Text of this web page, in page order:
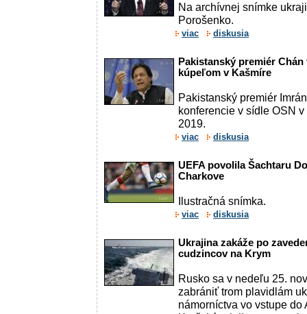
Na archívnej snímke
Porošenko.
viac diskusia
Pakistanský premiér
kúpeľom v Kašmíre
Pakistanský premiér
konferencie v sídle OSN
2019.
viac diskusia
UEFA povolila Šachtaru
Charkove
Ilustračná snímka.
viac diskusia
Ukrajina zakáže po
cudzincov na Krym
Rusko sa v nedeľu 25.
zabrániť trom plavidlám
námorníctva vo vstupe do